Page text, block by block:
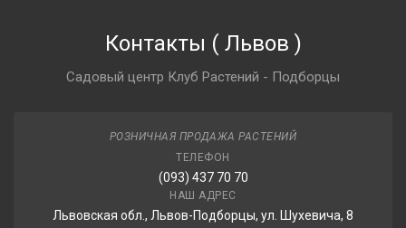
Контакты ( Львов )
Садовый центр Клуб Растений - Подборцы
РОЗНИЧНАЯ ПРОДАЖА РАСТЕНИЙ
ТЕЛЕФОН
(093) 437 70 70
НАШ АДРЕС
Львовская обл., Львов-Подборцы, ул. Шухевича, 8